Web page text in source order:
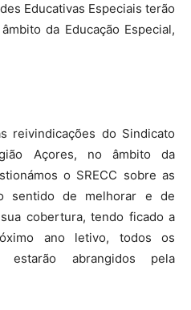
Educativas Especiais terão
da Educação Especial,
reivindicações do Sindicato
Açores, no âmbito da
o SRECC sobre as
sentido de melhorar e de
cobertura, tendo ficado a
ano letivo, todos os
abrangidos pela